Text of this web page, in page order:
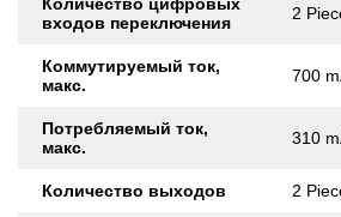
входов переключения
2
Коммутируемый ток,
макс.
700
Потребляемый ток,
макс.
310
Количество выходов 2